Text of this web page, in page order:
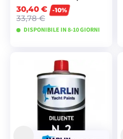
30,40 €
33,78 €
-10%
DISPONIBILE IN 8-10 GIORNI
VISUALIZZA I
MODELLI